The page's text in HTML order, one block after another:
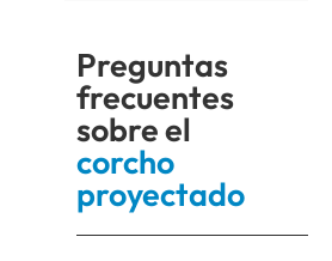
Preguntas
frecuentes
sobre el
corcho
proyectado